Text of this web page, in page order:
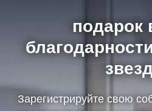
подарок
Зарегистрируйте свою